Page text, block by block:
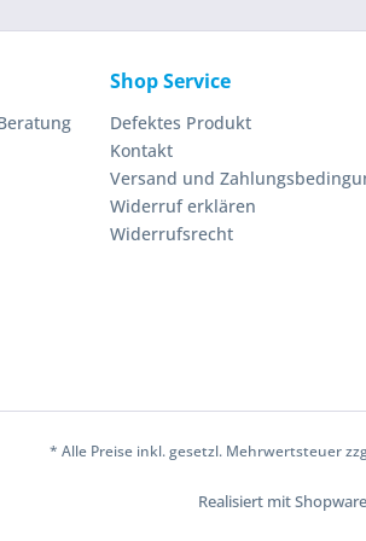
Shop Service
Defektes Produkt
Kontakt
Versand und
Widerruf erklären
Widerrufsrecht
* Alle Preise inkl. gesetzl. Mehrwertsteuer
Realisiert mit